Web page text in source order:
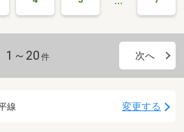
1～20 件 次へ
線 変更する